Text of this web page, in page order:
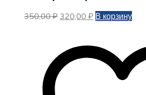
350,00₽ Первоначальная
350,00 ₽.
320,00 ₽ Текущая
В корзину